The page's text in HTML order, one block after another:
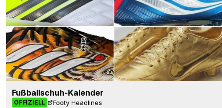
Fußballschuh-Kalender
OFFIZIELL Footy Headlines